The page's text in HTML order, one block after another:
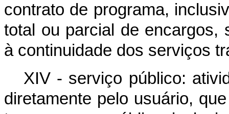
contrato de programa,
total ou parcial de encargos,
à continuidade dos serviços
XIV - serviço público:
diretamente pelo usuário,